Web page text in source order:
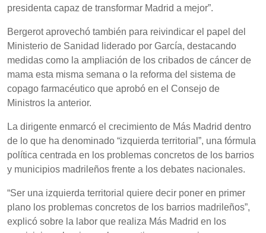
presidenta capaz de transformar Madrid a mejor”.
Bergerot aprovechó también para reivindicar el papel del
Ministerio de Sanidad liderado por García, destacando
medidas como la ampliación de los cribados de cáncer de
mama esta misma semana o la reforma del sistema de
copago farmacéutico que aprobó en el Consejo de
Ministros la anterior.
La dirigente enmarcó el crecimiento de Más Madrid dentro
de lo que ha denominado “izquierda territorial”, una fórmula
política centrada en los problemas concretos de los barrios
y municipios madrileños frente a los debates nacionales.
“Ser una izquierda territorial quiere decir poner en primer
plano los problemas concretos de los barrios madrileños”,
explicó sobre la labor que realiza Más Madrid en los